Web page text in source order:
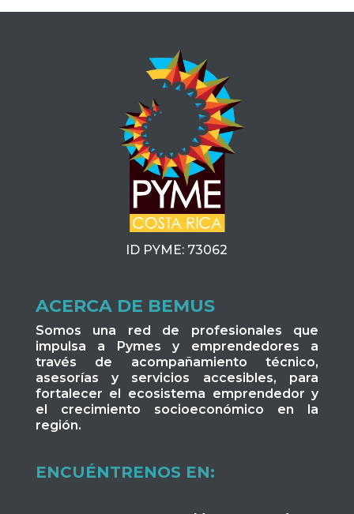
ID PYME: 73062
ACERCA DE BEMUS
Somos una red de profesionales que
impulsa a Pymes y emprendedores a
través de acompañamiento técnico,
asesorías y servicios accesibles, para
fortalecer el ecosistema emprendedor y
el crecimiento socioeconómico en la
región.
ENCUÉNTRENOS EN: